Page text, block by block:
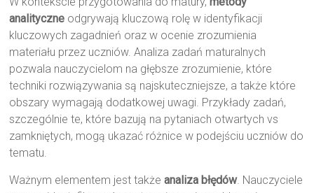
analityczne odgrywają kluczową rolę w identyfikacji
kluczowych zagadnień oraz w ocenie zrozumienia
materiału przez uczniów. Analiza zadań maturalnych
pozwala nauczycielom na głębsze zrozumienie, które
techniki rozwiązywania są najskuteczniejsze, a także które
obszary wymagają dodatkowej uwagi. Przykłady zadań,
szczególnie te, które bazują na pytaniach otwartych vs
zamkniętych, mogą ukazać różnice w podejściu uczniów do
tematu.
Ważnym elementem jest takżeanaliza błędów. Nauczyciele